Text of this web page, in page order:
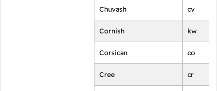
Chuvash cv
Cornish kw
Corsican co
Cree cr